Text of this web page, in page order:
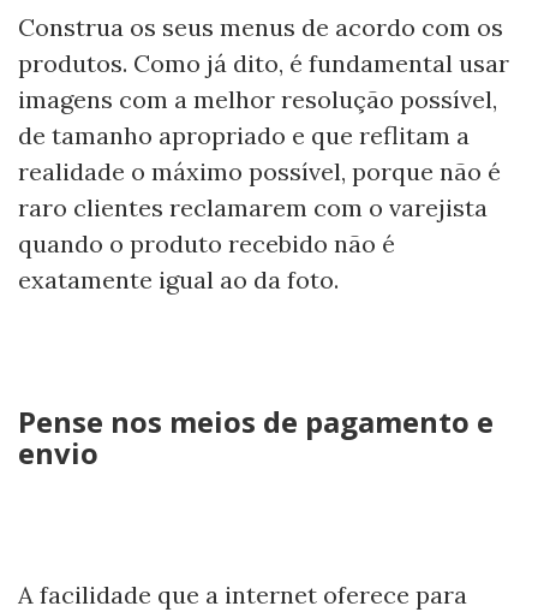
Construa os seus menus de acordo com os
produtos. Como já dito, é fundamental usar
imagens com a melhor resolução possível,
de tamanho apropriado e que reflitam a
realidade o máximo possível, porque não é
raro clientes reclamarem com o varejista
quando o produto recebido não é
exatamente igual ao da foto.
Pense nos meios de pagamento e
envio
A facilidade que a internet oferece para